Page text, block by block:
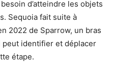
d’atteindre les objets
Sequoia fait suite à
2022 de Sparrow, un bras
peut identifier et déplacer
étape.